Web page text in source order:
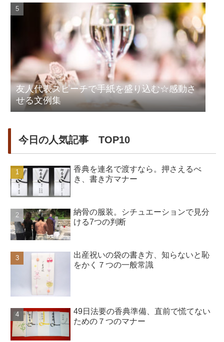
友人代表スピーチで手紙を盛り込む☆感動さ
せる文例集
今日の人気記事 TOP10
香典を連名で渡すなら。押さえるべ
き、書き方マナー
納骨の服装。シチュエーションで見分
ける7つの判断
出産祝いの袋の書き方、知らないと恥
をかく７つの一般常識
49日法要の香典準備、直前で慌てない
ための７つのマナー